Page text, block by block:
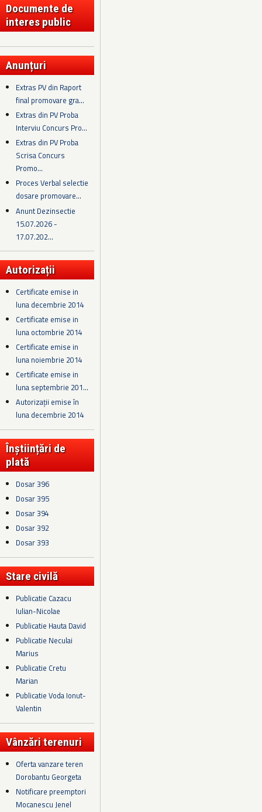
Documente de
interes public
Anunțuri
Extras PV din Raport
final promovare gra...
Extras din PV Proba
Interviu Concurs Pro...
Extras din PV Proba
Scrisa Concurs
Promo...
Proces Verbal selectie
dosare promovare...
Anunt Dezinsectie
15.07.2026 -
17.07.202...
Autorizații
Certificate emise in
luna decembrie 2014
Certificate emise in
luna octombrie 2014
Certificate emise in
luna noiembrie 2014
Certificate emise in
luna septembrie 201...
Autorizații emise în
luna decembrie 2014
Înștiințări de
plată
Dosar 396
Dosar 395
Dosar 394
Dosar 392
Dosar 393
Stare civilă
Publicatie Cazacu
Iulian-Nicolae
Publicatie Hauta David
Publicatie Neculai
Marius
Publicatie Cretu
Marian
Publicatie Voda Ionut-
Valentin
Vânzări terenuri
Oferta vanzare teren
Dorobantu Georgeta
Notificare preemptori
Mocanescu Jenel